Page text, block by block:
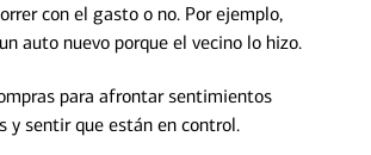
con el gasto o no. Por ejemplo,
auto nuevo porque el vecino lo hizo.
para afrontar sentimientos
y sentir que están en control.